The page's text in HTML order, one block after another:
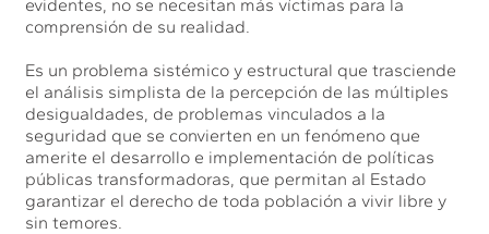
evidentes, no se necesitan más víctimas para la
comprensión de su realidad.
Es un problema sistémico y estructural que trasciende
el análisis simplista de la percepción de las múltiples
desigualdades, de problemas vinculados a la
seguridad que se convierten en un fenómeno que
amerite el desarrollo e implementación de políticas
públicas transformadoras, que permitan al Estado
garantizar el derecho de toda población a vivir libre y
sin temores.